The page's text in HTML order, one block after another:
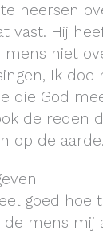
heersen
vast. Hij
niet
Ik doe
die God
de reden
op de aarde.
goed hoe
de mens mij